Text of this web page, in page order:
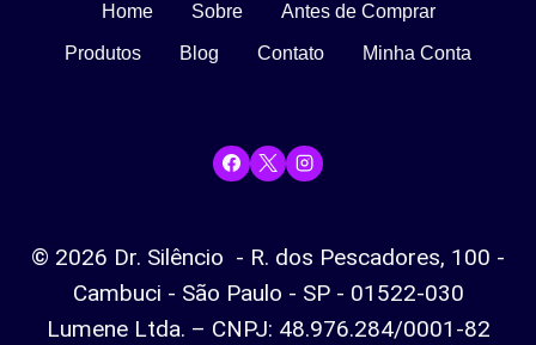
Home Sobre Antes de Comprar
Produtos Blog Contato Minha Conta
© 2026 Dr. Silêncio - R. dos Pescadores, 100 -
Cambuci - São Paulo - SP - 01522-030
Lumene Ltda. – CNPJ: 48.976.284/0001-82